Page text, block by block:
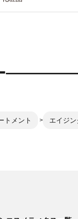
トメント エイジ